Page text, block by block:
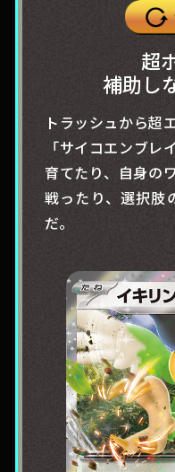
超
補助し
トラッシュから超
「サイコエンブレ
育てたり、自身の
戦ったり、選択肢
だ。